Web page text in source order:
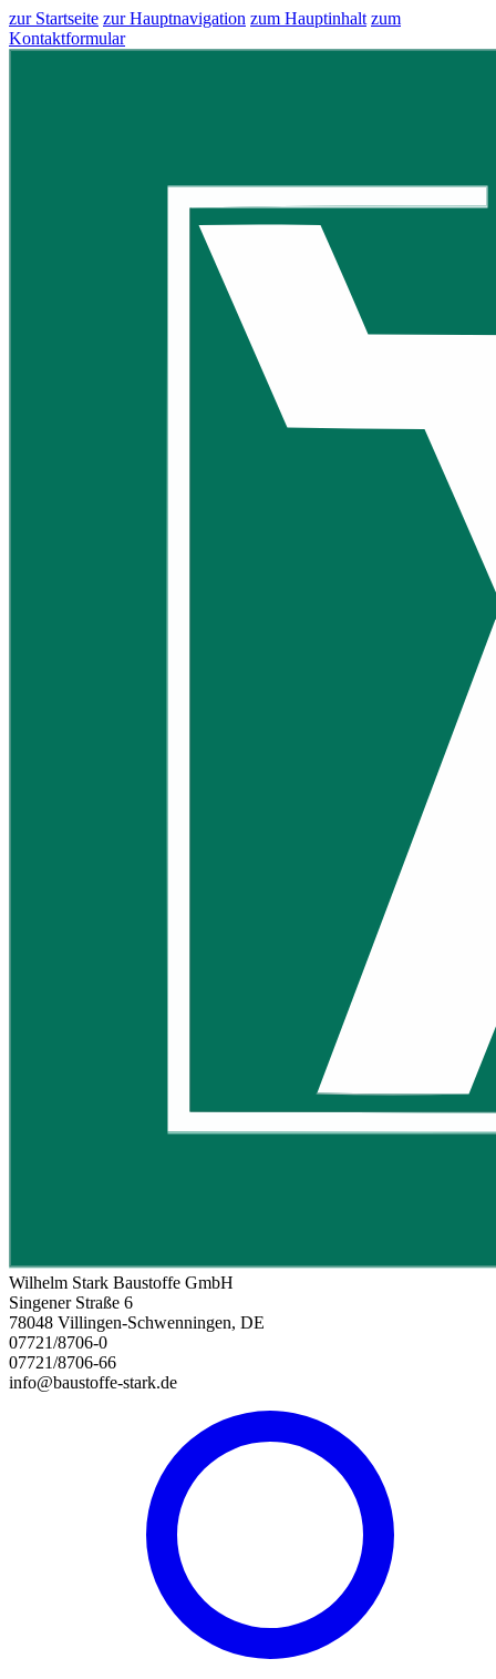
zur Startseite zur Hauptnavigation zum Hauptinhalt zum
Kontaktformular
Wilhelm Stark Baustoffe GmbH
Singener Straße 6
78048 Villingen-Schwenningen, DE
07721/8706-0
07721/8706-66
info@baustoffe-stark.de